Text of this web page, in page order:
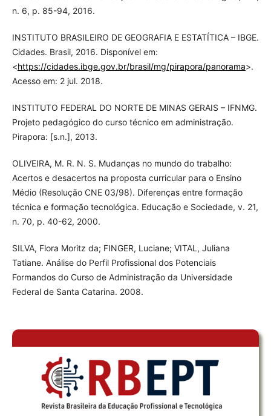
n. 6, p. 85-94, 2016.
INSTITUTO BRASILEIRO DE GEOGRAFIA E ESTATÍTICA – IBGE.
Cidades. Brasil, 2016. Disponível em:
<https://cidades.ibge.gov.br/brasil/mg/pirapora/panorama>.
Acesso em: 2 jul. 2018.
INSTITUTO FEDERAL DO NORTE DE MINAS GERAIS – IFNMG.
Projeto pedagógico do curso técnico em administração.
Pirapora: [s.n.], 2013.
OLIVEIRA, M. R. N. S. Mudanças no mundo do trabalho:
Acertos e desacertos na proposta curricular para o Ensino
Médio (Resolução CNE 03/98). Diferenças entre formação
técnica e formação tecnológica. Educação e Sociedade, v. 21,
n. 70, p. 40-62, 2000.
SILVA, Flora Moritz da; FINGER, Luciane; VITAL, Juliana
Tatiane. Análise do Perfil Profissional dos Potenciais
Formandos do Curso de Administração da Universidade
Federal de Santa Catarina. 2008.